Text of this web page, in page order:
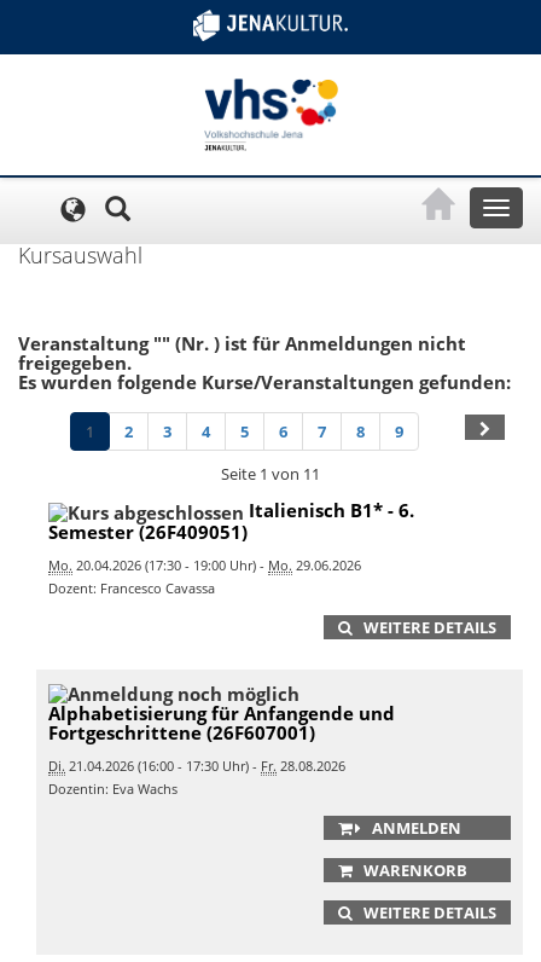
Toggle
Kursauswahl
Veranstaltung "" (Nr. ) ist für Anmeldungen nicht
freigegeben.
Es wurden folgende Kurse/Veranstaltungen gefunden:
1 2 3 4 5 6 7 8
9
Seite 1 von 11
Italienisch B1* - 6.
Semester (26F409051)
Mo. 20.04.2026 (17:30 - 19:00 Uhr) - Mo. 29.06.2026
Dozent: Francesco Cavassa
WEITERE DETAILS
Alphabetisierung für Anfangende und
Fortgeschrittene (26F607001)
Di. 21.04.2026 (16:00 - 17:30 Uhr) - Fr. 28.08.2026
Dozentin: Eva Wachs
ANMELDEN
WARENKORB
WEITERE DETAILS